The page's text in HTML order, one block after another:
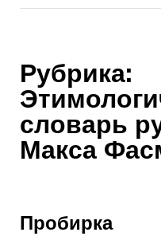
Рубрика:
словарь
Макса
Пробирка